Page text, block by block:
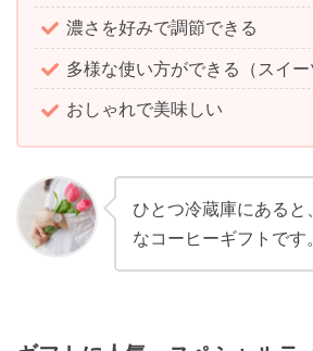
濃さを好みで調節できる
多様な使い方ができる（スイー
おしゃれで美味しい
ひとつ冷蔵庫にある
なコーヒーギフトです。